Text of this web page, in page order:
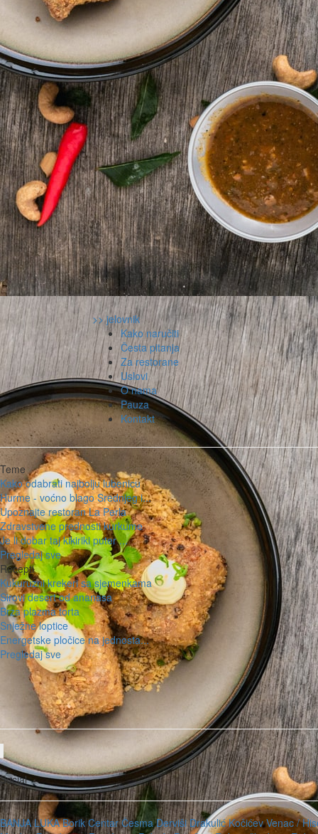
>> jelovnik
Kako naručiti
Česta pitanja
Za restorane
Uslovi
O nama
Pauza
Kontakt
Teme
Kako odabrati najbolju lubenicu
Hurme - voćno blago Srednjeg i...
Upoznajte restoran La Perla
Zdravstvene prednosti kurkume
Je li dobar taj kikiriki puter ...
Pregledaj sve
Recepti
Kukuruzni krekeri sa sjemenkama
Sirovi desert od ananasa
Brza plazma torta
Snježne loptice
Energetske pločice na jednosta...
Pregledaj sve
Social
BANJA LUKA BorikCentarČesmaDervišiDrakulićKočićev Venac /